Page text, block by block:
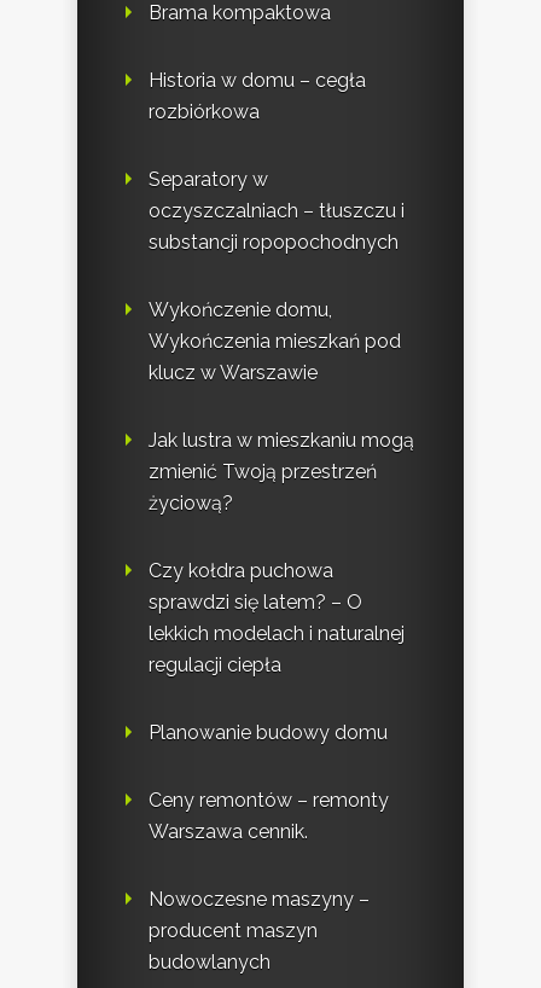
Brama kompaktowa
Historia w domu – cegła
rozbiórkowa
Separatory w
oczyszczalniach – tłuszczu i
substancji ropopochodnych
Wykończenie domu,
Wykończenia mieszkań pod
klucz w Warszawie
Jak lustra w mieszkaniu mogą
zmienić Twoją przestrzeń
życiową?
Czy kołdra puchowa
sprawdzi się latem? – O
lekkich modelach i naturalnej
regulacji ciepła
Planowanie budowy domu
Ceny remontów – remonty
Warszawa cennik.
Nowoczesne maszyny –
producent maszyn
budowlanych